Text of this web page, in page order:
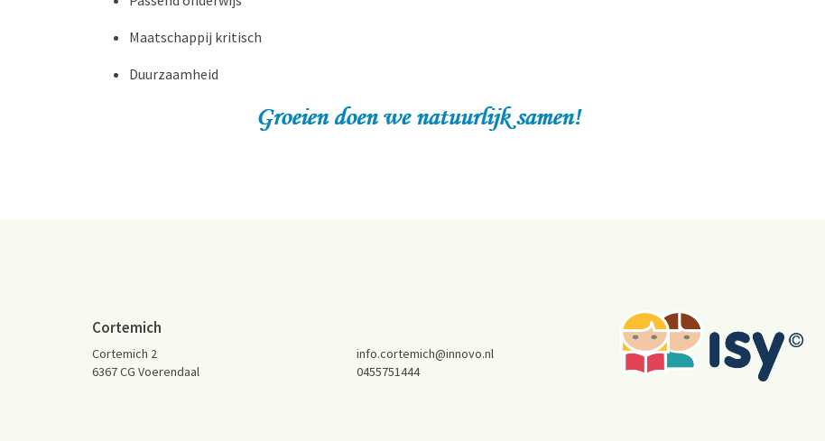
Maatschappij kritisch
Duurzaamheid
Cortemich
Cortemich 2
6367 CG Voerendaal
info.cortemich@innovo.nl
0455751444